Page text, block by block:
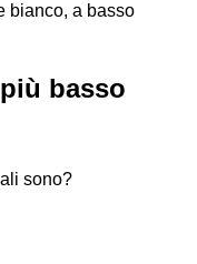
bianco, a basso
basso
sono?